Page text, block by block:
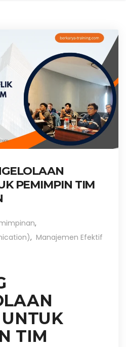
PEMIMPIN TIM
,
, Manajemen Efektif
TIM